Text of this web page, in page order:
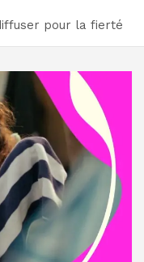
pour la fierté